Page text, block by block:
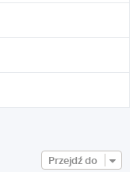
Przejdź do